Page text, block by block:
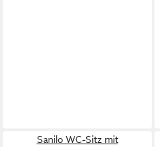
Sanilo WC-Sitz mit